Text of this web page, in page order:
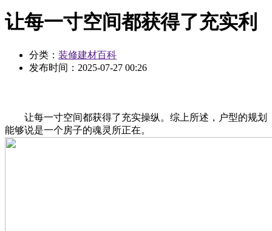
让每一寸空间都获得了充实利
分类： 装修建材百科
发布时间： 2025-07-27 00:26
让每一寸空间都获得了充实操纵。综上所述，户型的规划
能够说是一个房子的魂灵所正在。